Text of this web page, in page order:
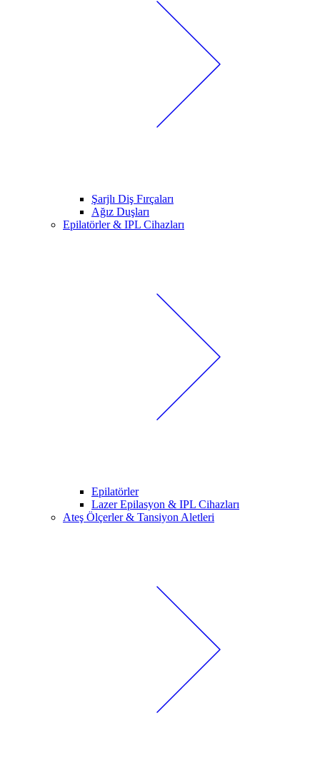
Şarjlı Diş Fırçaları
Ağız Duşları
Epilatörler & IPL Cihazları
Epilatörler
Lazer Epilasyon & IPL Cihazları
Ateş Ölçerler & Tansiyon Aletleri